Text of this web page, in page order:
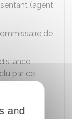
(agent
de
par ce
and